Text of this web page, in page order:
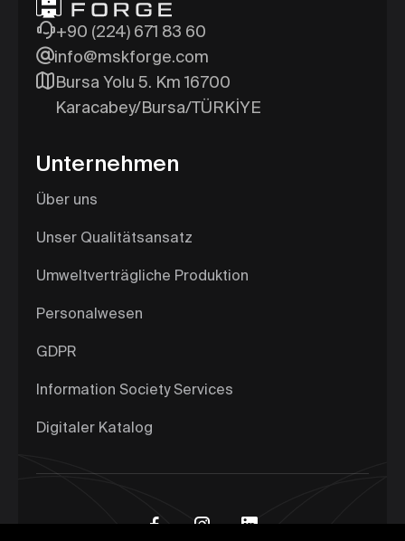
+90 (224) 671 83 60
info@mskforge.com
Bursa Yolu 5. Km 16700
Karacabey/Bursa/TÜRKİYE
Unternehmen
Über uns
Unser Qualitätsansatz
Umweltverträgliche Produktion
Personalwesen
GDPR
Information Society Services
Digitaler Katalog